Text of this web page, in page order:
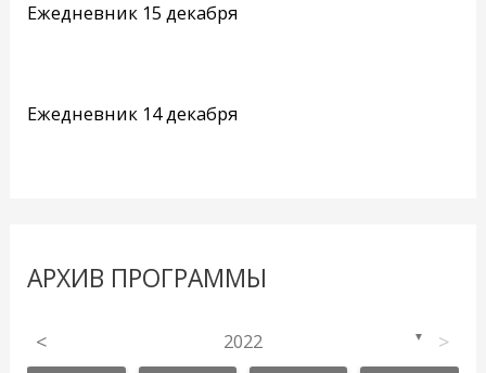
Ежедневник 15 декабря
Ежедневник 14 декабря
АРХИВ ПРОГРАММЫ
< 2022 ▼ >